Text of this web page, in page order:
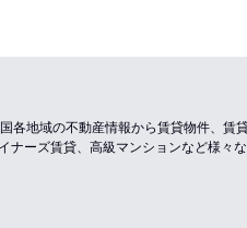
地域の不動産情報から賃貸物件、賃
ーズ賃貸、高級マンションなど様々